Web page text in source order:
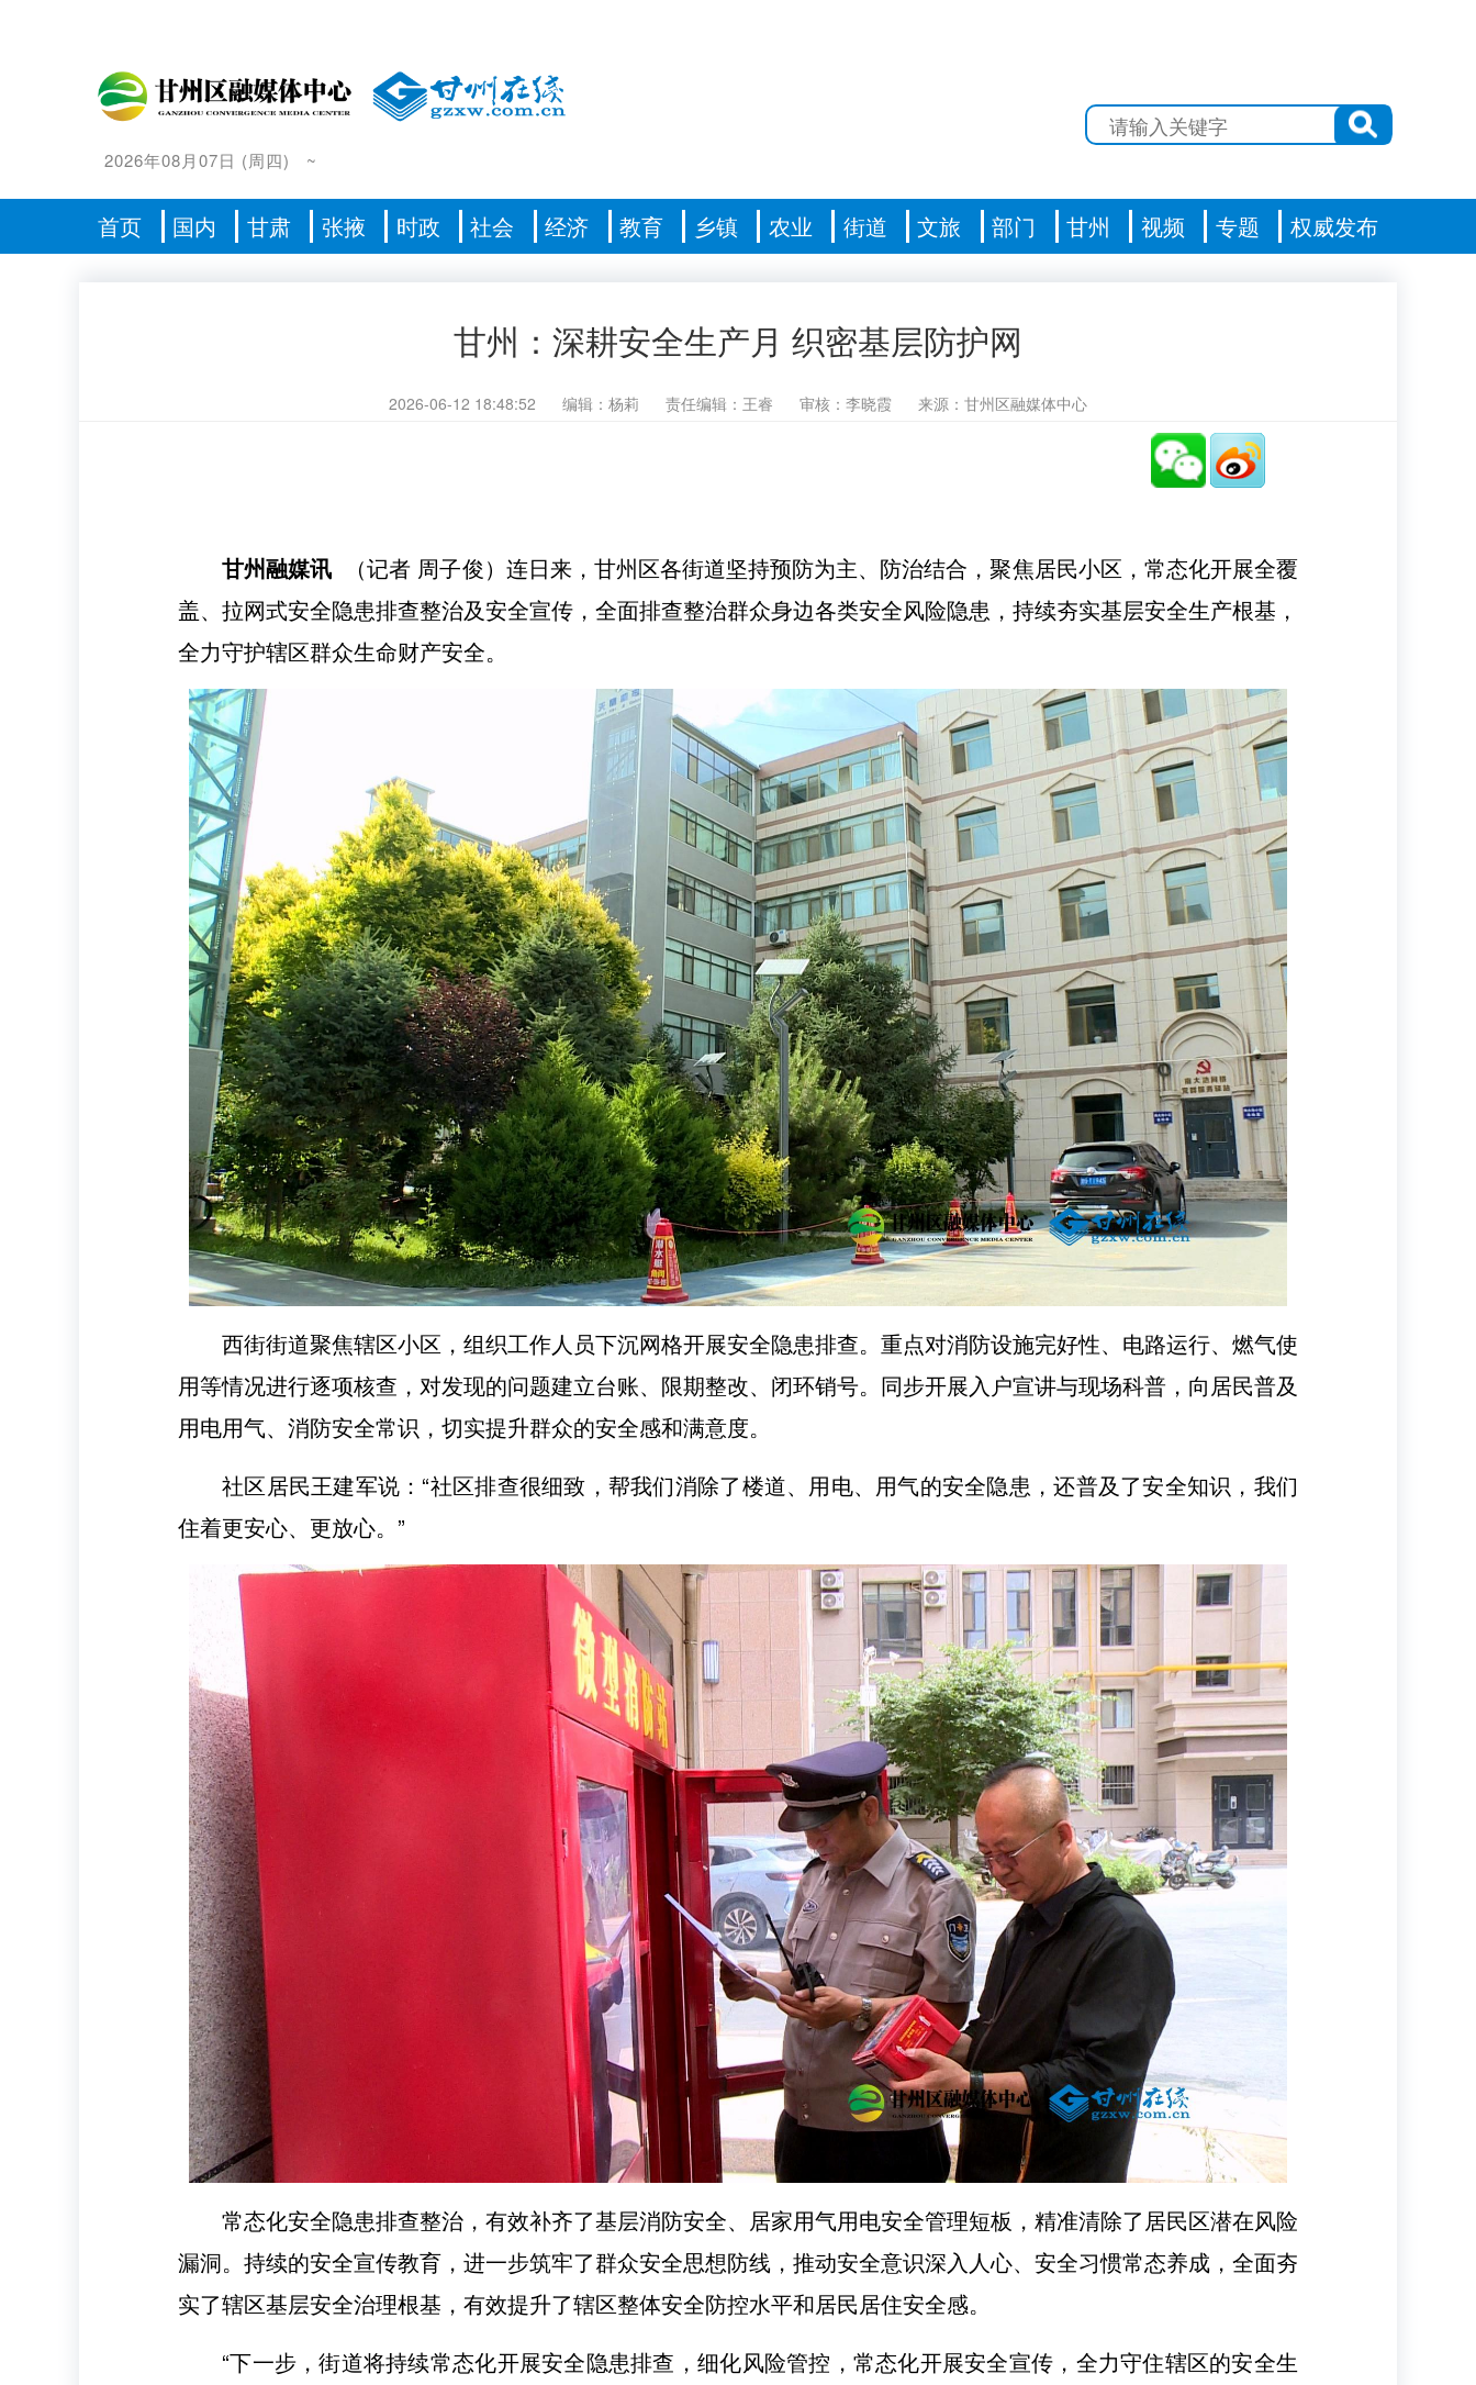
2026年08月07日 (周四) ~
首页 国内 甘肃 张掖 时政 社会 经济 教育 乡镇 农业 街道 文旅 部门 甘州 视频 专题 权威发布
甘州：深耕安全生产月 织密基层防护网
2026-06-12 18:48:52 编辑：杨莉 责任编辑：王睿 审核：李晓霞 来源：甘州区融媒体中心
甘州融媒讯
（记者 周子俊）连日来，甘州区各街道坚持预防为主、防治结合，聚焦居民小区，常态化开展全覆
盖、拉网式安全隐患排查整治及安全宣传，全面排查整治群众身边各类安全风险隐患，持续夯实基层安全生产根基，
全力守护辖区群众生命财产安全。
西街街道聚焦辖区小区，组织工作人员下沉网格开展安全隐患排查。重点对消防设施完好性、电路运行、燃气使
用等情况进行逐项核查，对发现的问题建立台账、限期整改、闭环销号。同步开展入户宣讲与现场科普，向居民普及
用电用气、消防安全常识，切实提升群众的安全感和满意度。
社区居民王建军说：“社区排查很细致，帮我们消除了楼道、用电、用气的安全隐患，还普及了安全知识，我们
住着更安心、更放心。”
常态化安全隐患排查整治，有效补齐了基层消防安全、居家用气用电安全管理短板，精准清除了居民区潜在风险
漏洞。持续的安全宣传教育，进一步筑牢了群众安全思想防线，推动安全意识深入人心、安全习惯常态养成，全面夯
实了辖区基层安全治理根基，有效提升了辖区整体安全防控水平和居民居住安全感。
“下一步，街道将持续常态化开展安全隐患排查，细化风险管控，常态化开展安全宣传，全力守住辖区的安全生